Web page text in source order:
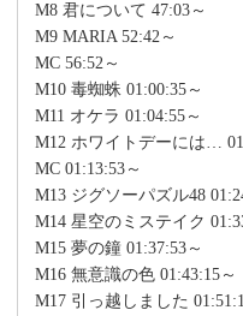
M8 君について 47:03～
M9 MARIA 52:42～
MC 56:52～
M10 毒蜘蛛 01:00:35～
M11 オケラ 01:04:55～
M12 ホワイトデーには…
MC 01:13:53～
M13 ジグソーパズル48
M14 星空のミステイク
M15 夢の鐘 01:37:53～
M16 無意識の色 01:43:15～
M17 引っ越しました